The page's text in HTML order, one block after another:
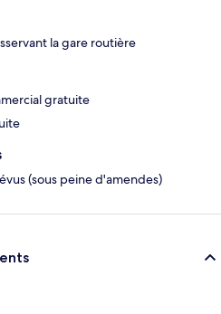
la gare routière
gratuite
(sous peine d'amendes)